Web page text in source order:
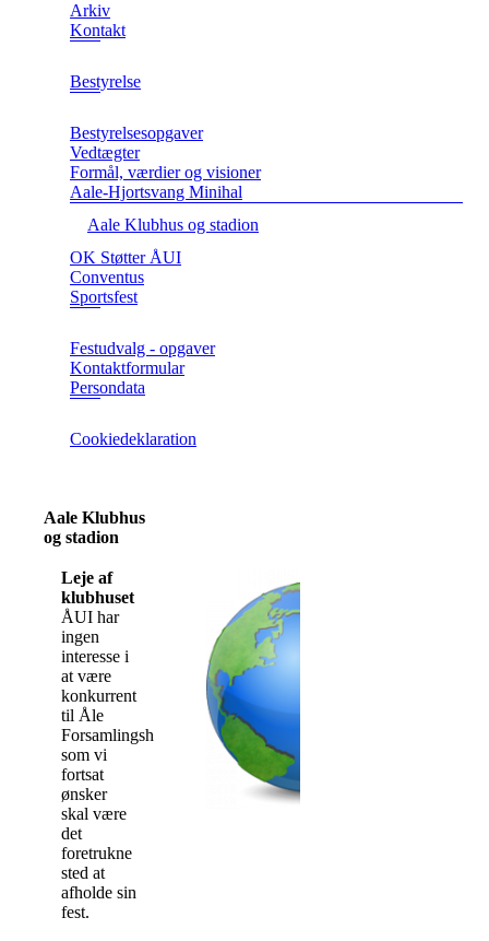
Arkiv
Kontakt
Bestyrelse
Bestyrelsesopgaver
Vedtægter
Formål, værdier og visioner
Aale-Hjortsvang Minihal
Aale Klubhus og stadion
OK Støtter ÅUI
Conventus
Sportsfest
Festudvalg - opgaver
Kontaktformular
Persondata
Cookiedeklaration
Aale Klubhus
og stadion
Leje af
klubhuset
ÅUI har
ingen
interesse i
at være
konkurrent
til Åle
Forsamlingshus,
som vi
fortsat
ønsker
skal være
det
foretrukne
sted at
afholde sin
fest.